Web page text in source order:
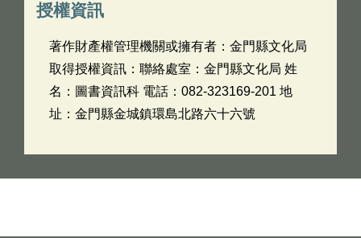
授權資訊
著作財產權管理機關或擁有者：金門縣文化局
取得授權資訊：聯絡處室：金門縣文化局 姓
名：圖書資訊科 電話：082-323169-201 地
址：金門縣金城鎮環島北路六十六號